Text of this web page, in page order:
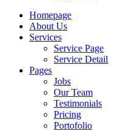
Homepage
About Us
Services
Service Page
Service Detail
Pages
Jobs
Our Team
Testimonials
Pricing
Portofolio